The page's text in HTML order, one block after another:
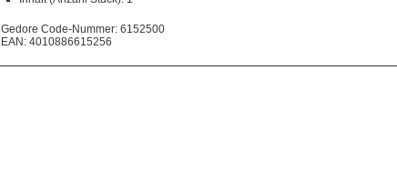
Gedore Code-Nummer: 6152500
EAN: 4010886615256